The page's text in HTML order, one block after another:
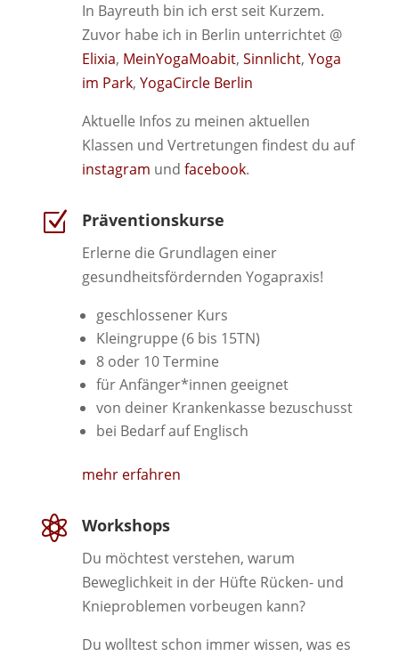
In Bayreuth bin ich erst seit Kurzem.
Zuvor habe ich in Berlin unterrichtet @
Elixia, MeinYogaMoabit, Sinnlicht, Yoga
im Park, YogaCircle Berlin
Aktuelle Infos zu meinen aktuellen
Klassen und Vertretungen findest du auf
instagram und facebook.
Z Präventionskurse
Erlerne die Grundlagen einer
gesundheitsfördernden Yogapraxis!
geschlossener Kurs
Kleingruppe (6 bis 15TN)
8 oder 10 Termine
für Anfänger*innen geeignet
von deiner Krankenkasse bezuschusst
bei Bedarf auf Englisch
mehr erfahren
 Workshops
Du möchtest verstehen, warum
Beweglichkeit in der Hüfte Rücken- und
Knieproblemen vorbeugen kann?
Du wolltest schon immer wissen, was es